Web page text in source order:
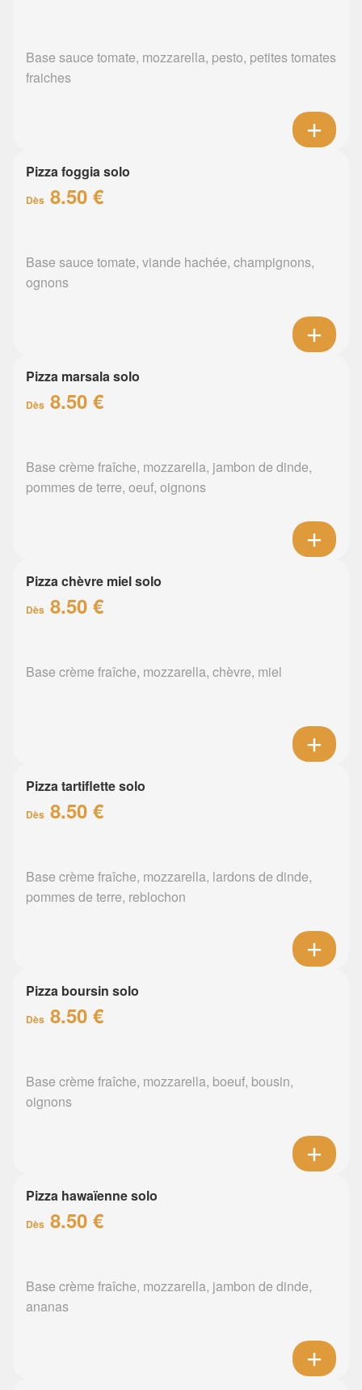
Base sauce tomate, mozzarella, pesto, petites tomates
fraiches
Pizza foggia solo
Dès 8.50 €
Base sauce tomate, viande hachée, champignons,
ognons
Pizza marsala solo
Dès 8.50 €
Base crème fraîche, mozzarella, jambon de dinde,
pommes de terre, oeuf, oignons
Pizza chèvre miel solo
Dès 8.50 €
Base crème fraîche, mozzarella, chèvre, miel
Pizza tartiflette solo
Dès 8.50 €
Base crème fraîche, mozzarella, lardons de dinde,
pommes de terre, reblochon
Pizza boursin solo
Dès 8.50 €
Base crème fraîche, mozzarella, boeuf, bousin,
oignons
Pizza hawaïenne solo
Dès 8.50 €
Base crème fraîche, mozzarella, jambon de dinde,
ananas